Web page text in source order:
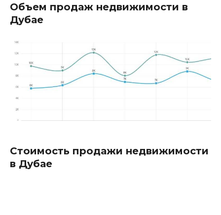
Объем продаж недвижимости в
Дубае
Стоимость продажи недвижимости
в Дубае